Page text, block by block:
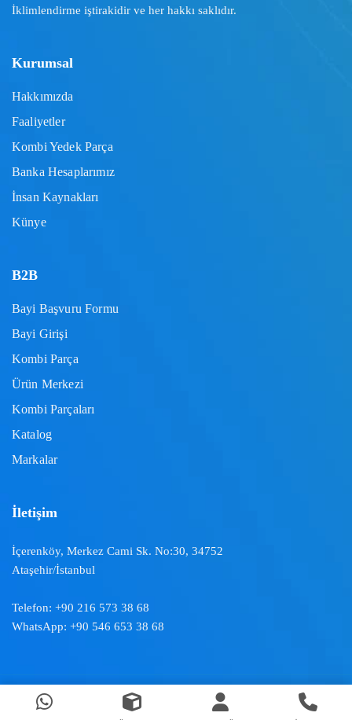
İklimlendirme iştirakidir ve her hakkı saklıdır.
Kurumsal
Hakkımızda
Faaliyetler
Kombi Yedek Parça
Banka Hesaplarımız
İnsan Kaynakları
Künye
B2B
Bayi Başvuru Formu
Bayi Girişi
Kombi Parça
Ürün Merkezi
Kombi Parçaları
Katalog
Markalar
İletişim
İçerenköy, Merkez Cami Sk. No:30, 34752
Ataşehir/İstanbul
Telefon: +90 216 573 38 68
WhatsApp: +90 546 653 38 68
Doğal İklimlendirme ™ | 2024